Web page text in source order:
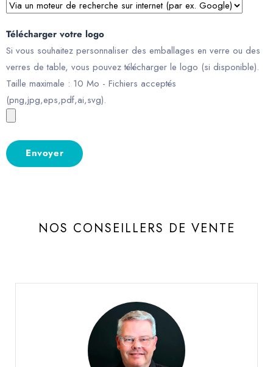
Télécharger votre logo
Si vous souhaitez personnaliser des emballages en verre ou des
verres de table, vous pouvez télécharger le logo (si disponible).
Taille maximale : 10 Mo - Fichiers acceptés
(png,jpg,eps,pdf,ai,svg).
NOS CONSEILLERS DE VENTE
Burgat Olivier
RESPONSABLE DE VENTE SUISSE ROMANDE ET VALAIS